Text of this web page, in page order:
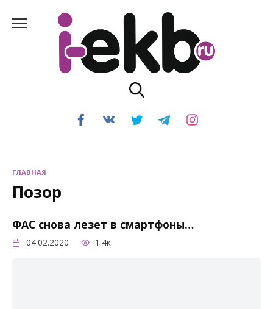
содержанию
ГЛАВНАЯ
Позор
ФАС снова лезет в смартфоны…
04.02.2020 1.4к.